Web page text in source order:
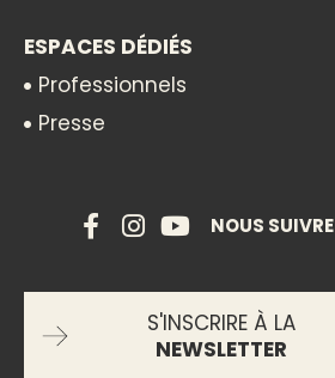
ESPACES DÉDIÉS
Professionnels
Presse
NOUS SUIVRE
S'INSCRIRE À LA
NEWSLETTER